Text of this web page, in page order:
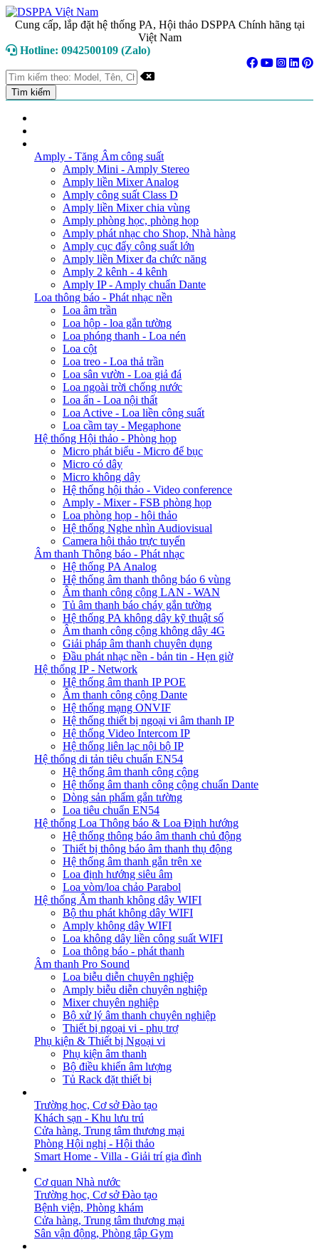
Cung cấp, lắp đặt hệ thống PA, Hội thảo DSPPA Chính hãng tại
Việt Nam
Hotline: 0942500109 (Zalo)
Amply - Tăng Âm công suất
Amply Mini - Amply Stereo
Amply liền Mixer Analog
Amply công suất Class D
Amply liền Mixer chia vùng
Amply phòng học, phòng họp
Amply phát nhạc cho Shop, Nhà hàng
Amply cục đẩy công suất lớn
Amply liền Mixer đa chức năng
Amply 2 kênh - 4 kênh
Amply IP - Amply chuẩn Dante
Loa thông báo - Phát nhạc nền
Loa âm trần
Loa hộp - loa gắn tường
Loa phóng thanh - Loa nén
Loa cột
Loa treo - Loa thả trần
Loa sân vườn - Loa giả đá
Loa ngoài trời chống nước
Loa ẩn - Loa nội thất
Loa Active - Loa liền công suất
Loa cầm tay - Megaphone
Hệ thống Hội thảo - Phòng họp
Micro phát biểu - Micro để bục
Micro có dây
Micro không dây
Hệ thống hội thảo - Video conference
Amply - Mixer - FSB phòng họp
Loa phòng họp - hội thảo
Hệ thống Nghe nhìn Audiovisual
Camera hội thảo trực tuyến
Âm thanh Thông báo - Phát nhạc
Hệ thống PA Analog
Hệ thống âm thanh thông báo 6 vùng
Âm thanh công cộng LAN - WAN
Tủ âm thanh báo cháy gắn tường
Hệ thống PA không dây kỹ thuật số
Âm thanh công cộng không dây 4G
Giải pháp âm thanh chuyên dụng
Đầu phát nhạc nền - bản tin - Hẹn giờ
Hệ thống IP - Network
Hệ thống âm thanh IP POE
Âm thanh công cộng Dante
Hệ thống mạng ONVIF
Hệ thống thiết bị ngoại vi âm thanh IP
Hệ thống Video Intercom IP
Hệ thống liên lạc nội bộ IP
Hệ thống di tản tiêu chuẩn EN54
Hệ thống âm thanh công cộng
Hệ thống âm thanh công cộng chuẩn Dante
Dòng sản phẩm gắn tường
Loa tiêu chuẩn EN54
Hệ thống Loa Thông báo & Loa Định hướng
Hệ thống thông báo âm thanh chủ động
Thiết bị thông báo âm thanh thụ động
Hệ thống âm thanh gắn trên xe
Loa định hướng siêu âm
Loa vòm/loa chảo Parabol
Hệ thống Âm thanh không dây WIFI
Bộ thu phát không dây WIFI
Amply không dây WIFI
Loa không dây liền công suất WIFI
Loa thông báo - phát thanh
Âm thanh Pro Sound
Loa biễu diễn chuyên nghiệp
Amply biễu diễn chuyên nghiệp
Mixer chuyên nghiệp
Bộ xử lý âm thanh chuyên nghiệp
Thiết bị ngoại vi - phụ trợ
Phụ kiện & Thiết bị Ngoại vi
Phụ kiện âm thanh
Bộ điều khiển âm lượng
Tủ Rack đặt thiết bị
Trường học, Cơ sở Đào tạo
Khách sạn - Khu lưu trú
Cửa hàng, Trung tâm thương mại
Phòng Hội nghị - Hội thảo
Smart Home - Villa - Giải trí gia đình
Cơ quan Nhà nước
Trường học, Cơ sở Đào tạo
Bệnh viện, Phòng khám
Cửa hàng, Trung tâm thương mại
Sân vận động, Phòng tập Gym